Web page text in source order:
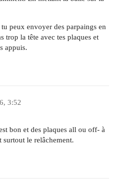
peux envoyer des parpaings en
trop la tête avec tes plaques et
appuis.
3:52
bon et des plaques all ou off- à
le relâchement.